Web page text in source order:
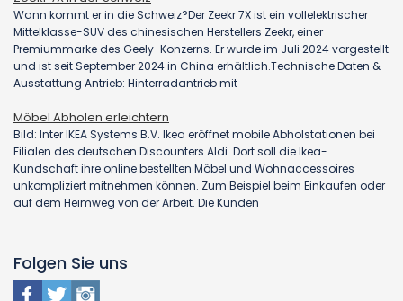
Wann kommt er in die Schweiz?Der Zeekr 7X ist ein vollelektrischer
Mittelklasse-SUV des chinesischen Herstellers Zeekr, einer
Premiummarke des Geely-Konzerns. Er wurde im Juli 2024 vorgestellt
und ist seit September 2024 in China erhältlich.Technische Daten &
Ausstattung Antrieb: Hinterradantrieb mit
Möbel Abholen erleichtern
Bild: Inter IKEA Systems B.V. Ikea eröffnet mobile Abholstationen bei
Filialen des deutschen Discounters Aldi. Dort soll die Ikea-
Kundschaft ihre online bestellten Möbel und Wohnaccessoires
unkompliziert mitnehmen können. Zum Beispiel beim Einkaufen oder
auf dem Heimweg von der Arbeit. Die Kunden
Folgen Sie uns